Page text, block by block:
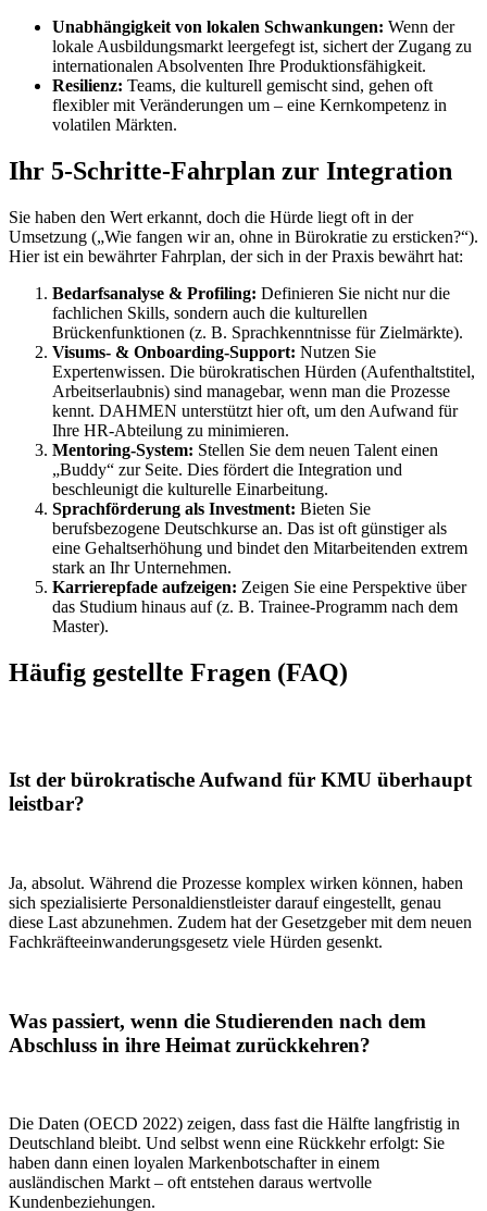
Unabhängigkeit von lokalen Schwankungen: Wenn der
lokale Ausbildungsmarkt leergefegt ist, sichert der Zugang zu
internationalen Absolventen Ihre Produktionsfähigkeit.
Resilienz: Teams, die kulturell gemischt sind, gehen oft
flexibler mit Veränderungen um – eine Kernkompetenz in
volatilen Märkten.
Ihr 5-Schritte-Fahrplan zur Integration
Sie haben den Wert erkannt, doch die Hürde liegt oft in der
Umsetzung („Wie fangen wir an, ohne in Bürokratie zu ersticken?“).
Hier ist ein bewährter Fahrplan, der sich in der Praxis bewährt hat:
Bedarfsanalyse & Profiling: Definieren Sie nicht nur die
fachlichen Skills, sondern auch die kulturellen
Brückenfunktionen (z. B. Sprachkenntnisse für Zielmärkte).
Visums- & Onboarding-Support: Nutzen Sie
Expertenwissen. Die bürokratischen Hürden (Aufenthaltstitel,
Arbeitserlaubnis) sind managebar, wenn man die Prozesse
kennt. DAHMEN unterstützt hier oft, um den Aufwand für
Ihre HR-Abteilung zu minimieren.
Mentoring-System: Stellen Sie dem neuen Talent einen
„Buddy“ zur Seite. Dies fördert die Integration und
beschleunigt die kulturelle Einarbeitung.
Sprachförderung als Investment: Bieten Sie
berufsbezogene Deutschkurse an. Das ist oft günstiger als
eine Gehaltserhöhung und bindet den Mitarbeitenden extrem
stark an Ihr Unternehmen.
Karrierepfade aufzeigen: Zeigen Sie eine Perspektive über
das Studium hinaus auf (z. B. Trainee-Programm nach dem
Master).
Häufig gestellte Fragen (FAQ)
Ist der bürokratische Aufwand für KMU überhaupt
leistbar?
Ja, absolut. Während die Prozesse komplex wirken können, haben
sich spezialisierte Personaldienstleister darauf eingestellt, genau
diese Last abzunehmen. Zudem hat der Gesetzgeber mit dem neuen
Fachkräfteeinwanderungsgesetz viele Hürden gesenkt.
Was passiert, wenn die Studierenden nach dem
Abschluss in ihre Heimat zurückkehren?
Die Daten (OECD 2022) zeigen, dass fast die Hälfte langfristig in
Deutschland bleibt. Und selbst wenn eine Rückkehr erfolgt: Sie
haben dann einen loyalen Markenbotschafter in einem
ausländischen Markt – oft entstehen daraus wertvolle
Kundenbeziehungen.